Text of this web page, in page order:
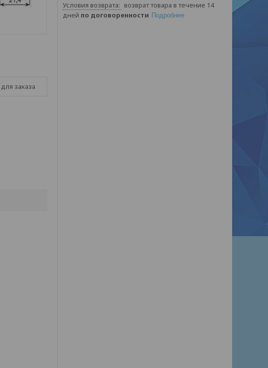
заказа
возврат товара в течение 14
дней по договоренности Подробнее